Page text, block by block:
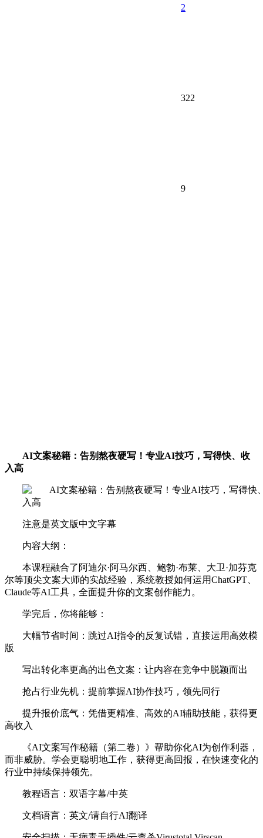
2
322
9
AI文案秘籍：告别熬夜硬写！专业AI技巧，写得快、收
入高
注意是英文版中文字幕
内容大纲：
本课程融合了阿迪尔·阿马尔西、鲍勃·布莱、大卫·加芬克
尔等顶尖文案大师的实战经验，系统教授如何运用ChatGPT、
Claude等AI工具，全面提升你的文案创作能力。
学完后，你将能够：
大幅节省时间：跳过AI指令的反复试错，直接运用高效模
版
写出转化率更高的出色文案：让内容在竞争中脱颖而出
抢占行业先机：提前掌握AI协作技巧，领先同行
提升报价底气：凭借更精准、高效的AI辅助技能，获得更
高收入
《AI文案写作秘籍（第二卷）》帮助你化AI为创作利器，
而非威胁。学会更聪明地工作，获得更高回报，在快速变化的
行业中持续保持领先。
教程语言：双语字幕/中英
文档语言：英文/请自行AI翻译